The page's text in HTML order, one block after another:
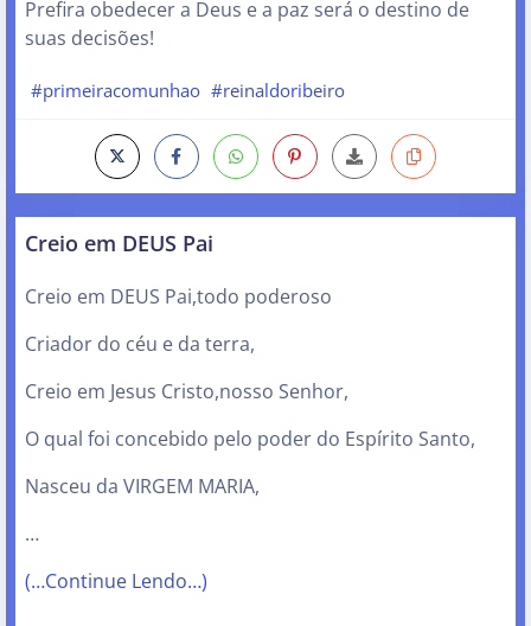
Prefira obedecer a Deus e a paz será o destino de
suas decisões!
#primeiracomunhao #reinaldoribeiro
Creio em DEUS Pai
Creio em DEUS Pai,todo poderoso
Criador do céu e da terra,
Creio em Jesus Cristo,nosso Senhor,
O qual foi concebido pelo poder do Espírito Santo,
Nasceu da VIRGEM MARIA,
…
(…Continue Lendo…)